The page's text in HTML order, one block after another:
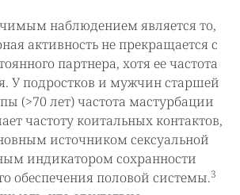
наблюдением является то,
активность не прекращается с
партнера, хотя ее частота
У подростков и мужчин старшей
(>70 лет) частота мастурбации
частоту коитальных контактов,
источником сексуальной
индикатором сохранности
обеспечения половой системы.3